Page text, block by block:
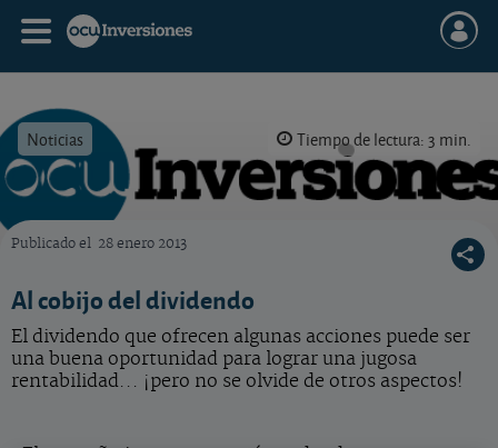
Noticias Tiempo de lectura: 3 min.
Publicado el 28 enero 2013
Al cobijo del dividendo
El dividendo que ofrecen algunas acciones puede ser
una buena oportunidad para lograr una jugosa
rentabilidad... ¡pero no se olvide de otros aspectos!